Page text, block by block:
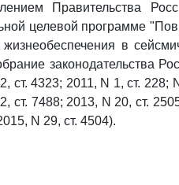
Правительства
целевой программе
жизнеобеспечения в
законодательства
ст. 4323; 2011, N 1, ст. 228;
ст. 7488; 2013, N 20, ст.
N 29, ст. 4504).